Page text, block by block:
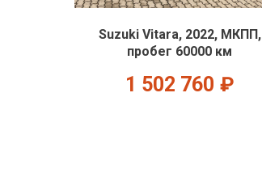
Suzuki Vitara, 2022, МКПП,
пробег 60000 км
1 502 760 ₽